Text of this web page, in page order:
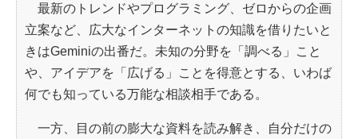
最新のトレンドやプログラミング、ゼロからの企画
立案など、広大なインターネットの知識を借りたいと
きはGeminiの出番だ。未知の分野を「調べる」こと
や、アイデアを「広げる」ことを得意とする、いわば
何でも知っている万能な相談相手である。
一方、目の前の膨大な資料を読み解き、自分だけの